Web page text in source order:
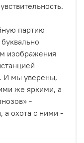
партию
изображения
И мы уверены,
же яркими, а
-
а охота с ними -